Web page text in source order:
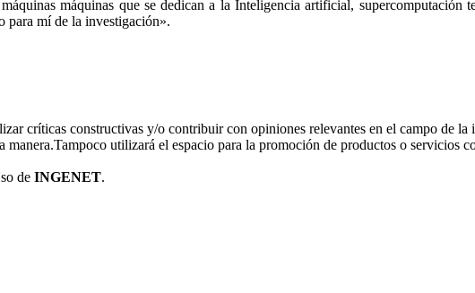
máquinas que se dedican a la Inteligencia artificial, supercomputación
para mí de la investigación».
críticas constructivas y/o contribuir con opiniones relevantes en el campo de la
manera.Tampoco utilizará el espacio para la promoción de productos o servicios
de INGENET.